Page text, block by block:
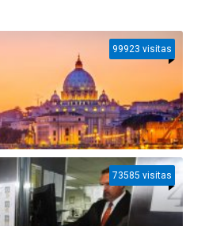
99923 visitas
73585 visitas